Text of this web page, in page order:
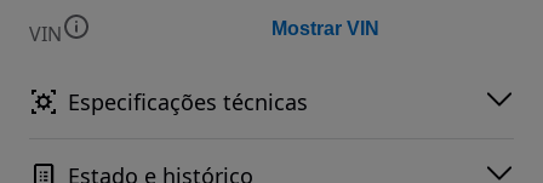
VIN Mostrar VIN
Especificações técnicas
Estado e histórico